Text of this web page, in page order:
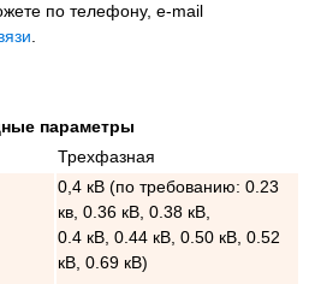
по телефону, e-mail
.
параметры
Трехфазная
0,4 кВ (по требованию: 0.23
кв, 0.36 кВ, 0.38 кВ,
0.4 кВ, 0.44 кВ, 0.50 кВ, 0.52
кВ, 0.69 кВ)